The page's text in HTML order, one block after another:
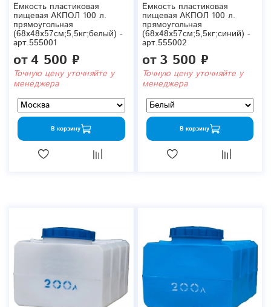
Ёмкость пластиковая
пищевая АКПОЛ 100 л.
прямоугольная
(68x48x57см;5,5кг;белый) -
арт.555001
от4 500 ₽
Точную цену уточняйте у
менеджера
В корзину
Ёмкость пластиковая
пищевая АКПОЛ 100 л.
прямоугольная
(68x48x57см;5,5кг;синий) -
арт.555002
от3 500 ₽
Точную цену уточняйте у
менеджера
В корзину